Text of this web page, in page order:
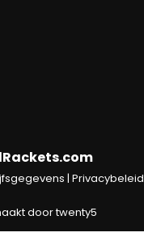
| Privacybeleid
doortwenty5